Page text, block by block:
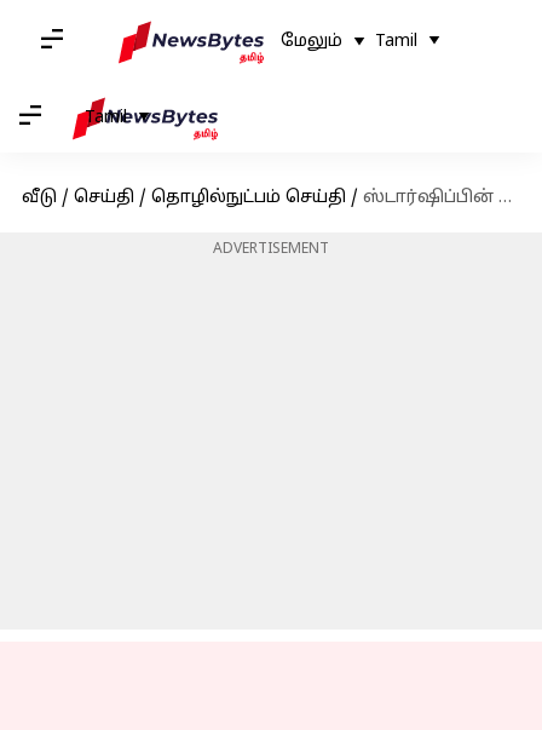
மேலும் Tamil
Tamil
வீடு / செய்தி / தொழில்நுட்பம் செய்தி / ஸ்டார்ஷிப்பின் முக்கியமான சோதனை விமானத்தை ஸ்பேஸ்எக்ஸ் ஏன் ஒத்திவைத்தது?
ADVERTISEMENT